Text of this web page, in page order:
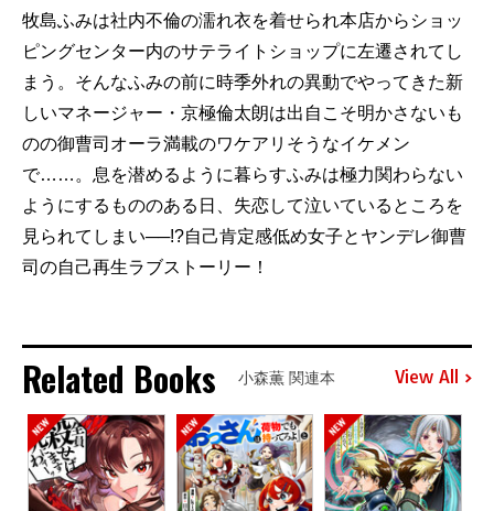
牧島ふみは社内不倫の濡れ衣を着せられ本店からショッ
ピングセンター内のサテライトショップに左遷されてし
まう。そんなふみの前に時季外れの異動でやってきた新
しいマネージャー・京極倫太朗は出自こそ明かさないも
のの御曹司オーラ満載のワケアリそうなイケメン
で……。息を潜めるように暮らすふみは極力関わらない
ようにするもののある日、失恋して泣いているところを
見られてしまい──!?自己肯定感低め女子とヤンデレ御曹
司の自己再生ラブストーリー！
Related Books 小森薫 関連本 View All